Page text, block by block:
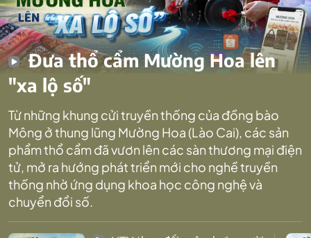
Đưa thổ cẩm Mường Hoa lên
"xa lộ số"
Từ những khung cửi truyền thống của đồng bào
Mông ở thung lũng Mường Hoa (Lào Cai), các sản
phẩm thổ cẩm đã vươn lên các sàn thương mại điện
tử, mở ra hướng phát triển mới cho nghề truyền
thống nhờ ứng dụng khoa học công nghệ và
chuyển đổi số.